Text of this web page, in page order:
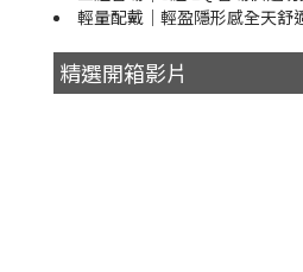
輕量配戴｜輕盈隱形感全天舒
精選開箱影片